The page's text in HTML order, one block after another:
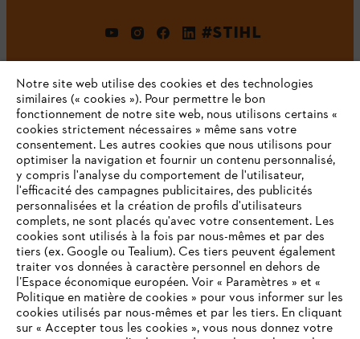
#STIHL
L'Entreprise
STIHL FAQ
Contact
Notre site web utilise des cookies et des technologies
similaires (« cookies »). Pour permettre le bon
fonctionnement de notre site web, nous utilisons certains «
cookies strictement nécessaires » même sans votre
consentement. Les autres cookies que nous utilisons pour
optimiser la navigation et fournir un contenu personnalisé,
y compris l'analyse du comportement de l'utilisateur,
l'efficacité des campagnes publicitaires, des publicités
personnalisées et la création de profils d'utilisateurs
complets, ne sont placés qu'avec votre consentement. Les
cookies sont utilisés à la fois par nous-mêmes et par des
tiers (ex. Google ou Tealium). Ces tiers peuvent également
traiter vos données à caractère personnel en dehors de
l’Espace économique européen. Voir « Paramètres » et «
Politique en matière de cookies » pour vous informer sur les
cookies utilisés par nous-mêmes et par les tiers. En cliquant
sur « Accepter tous les cookies », vous nous donnez votre